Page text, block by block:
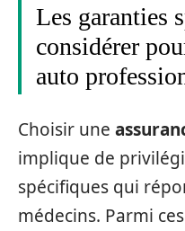
Les garanties
considérer
auto
Choisir une
implique de
spécifiques qui
médecins. Parmi